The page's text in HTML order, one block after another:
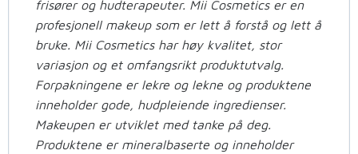
frisører og hudterapeuter. Mii Cosmetics er en
profesjonell makeup som er lett å forstå og lett å
bruke. Mii Cosmetics har høy kvalitet, stor
variasjon og et omfangsrikt produktutvalg.
Forpakningene er lekre og lekne og produktene
inneholder gode, hudpleiende ingredienser.
Makeupen er utviklet med tanke på deg.
Produktene er mineralbaserte og inneholder